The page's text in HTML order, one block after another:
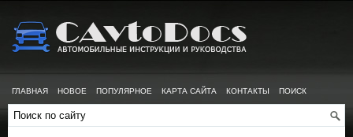
ГЛАВНАЯ НОВОЕ ПОПУЛЯРНОЕ КАРТА САЙТА КОНТАКТЫ ПОИСК